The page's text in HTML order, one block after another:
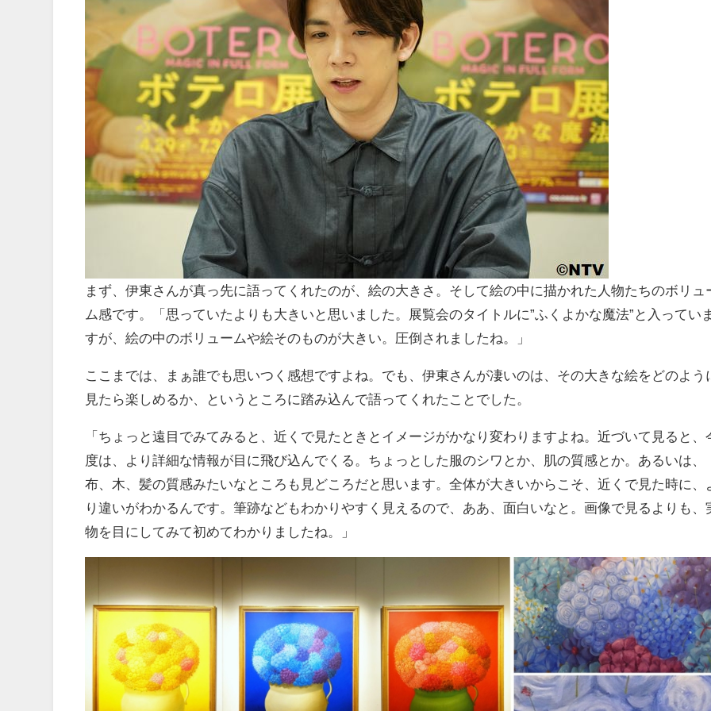
まず、伊東さんが真っ先に語ってくれたのが、絵の大きさ。そして絵の中に描かれた人物たちのボリュ
ム感です。「思っていたよりも大きいと思いました。展覧会のタイトルに”ふくよかな魔法”と入ってい
すが、絵の中のボリュームや絵そのものが大きい。圧倒されましたね。」
ここまでは、まぁ誰でも思いつく感想ですよね。でも、伊東さんが凄いのは、その大きな絵をどのよう
見たら楽しめるか、というところに踏み込んで語ってくれたことでした。
「ちょっと遠目でみてみると、近くで見たときとイメージがかなり変わりますよね。近づいて見ると、
度は、より詳細な情報が目に飛び込んでくる。ちょっとした服のシワとか、肌の質感とか。あるいは、
布、木、髪の質感みたいなところも見どころだと思います。全体が大きいからこそ、近くで見た時に、
り違いがわかるんです。筆跡などもわかりやすく見えるので、ああ、面白いなと。画像で見るよりも、
物を目にしてみて初めてわかりましたね。」